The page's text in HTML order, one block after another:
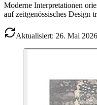
Moderne Interpretationen
auf zeitgenössisches Design
Aktualisiert: 26. Mai 2026